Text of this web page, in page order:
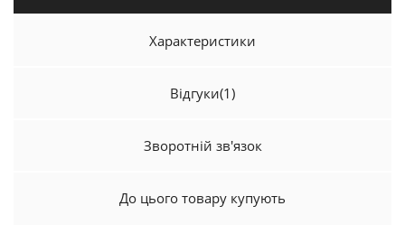
Характеристики
Відгуки(1)
Зворотній зв'язок
До цього товару купують